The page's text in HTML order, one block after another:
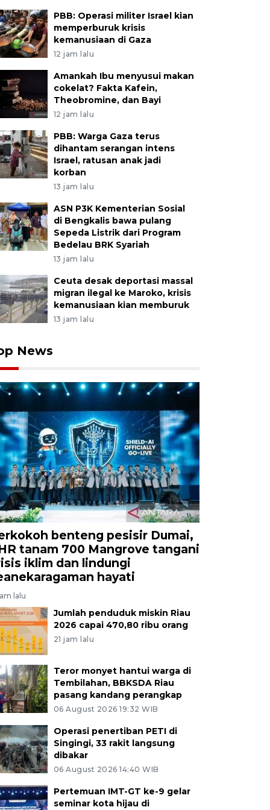
PBB: Operasi militer Israel kian
memperburuk krisis
kemanusiaan di Gaza
12 jam lalu
Amankah Ibu menyusui makan
cokelat? Fakta Kafein,
Theobromine, dan Bayi
12 jam lalu
PBB: Warga Gaza terus
dihantam serangan intens
Israel, ratusan anak jadi
korban
13 jam lalu
ASN P3K Kementerian Sosial
di Bengkalis bawa pulang
Sepeda Listrik dari Program
Bedelau BRK Syariah
13 jam lalu
Ceuta desak deportasi massal
migran ilegal ke Maroko, krisis
kemanusiaan kian memburuk
13 jam lalu
News
benteng pesisir Dumai,
tanam 700 Mangrove tangani
iklim dan lindungi
hayati
lalu
Jumlah penduduk miskin Riau
2026 capai 470,80 ribu orang
21 jam lalu
Teror monyet hantui warga di
Tembilahan, BBKSDA Riau
pasang kandang perangkap
06 August 2026 19:32 WIB
Operasi penertiban PETI di
Singingi, 33 rakit langsung
dibakar
06 August 2026 14:40 WIB
Pertemuan IMT-GT ke-9 gelar
seminar kota hijau di